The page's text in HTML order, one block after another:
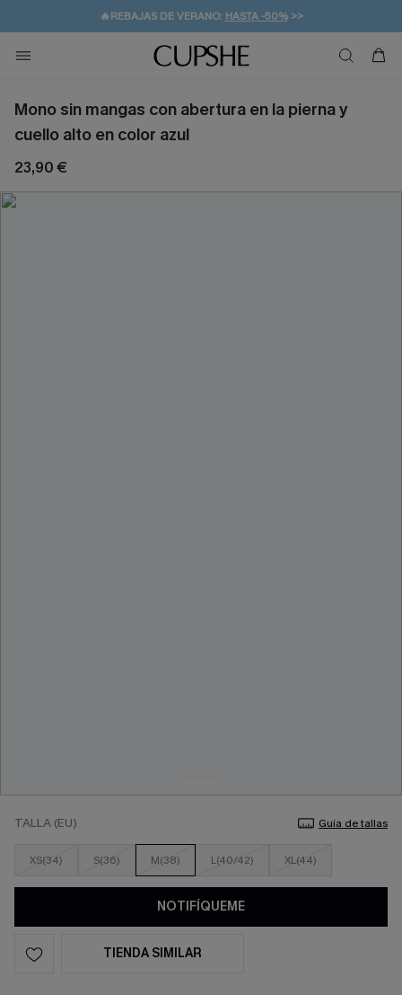
👒PROMOCIÓN DE VERANO:-10% EN 2 VESTIDOS
💌¡SUSCRIBIRSE & GANAR -10% EXTRA!
🚚ENVÍO GRATUITO A PARTIR DE 49 € >>
Mono sin mangas con abertura en la pierna y
cuello alto en color azul
23,90 €
TALLA (EU) Guía de tallas
XS(34) S(36) M(38) L(40/42) XL(44)
NOTIFÍQUEME
TIENDA SIMILAR